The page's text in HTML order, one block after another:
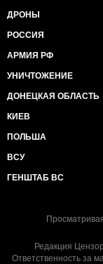
ДРОНЫ
РОССИЯ
АРМИЯ РФ
УНИЧТОЖЕНИЕ
ДОНЕЦКАЯ ОБЛАСТЬ
КИЕВ
ПОЛЬША
ВСУ
ГЕНШТАБ ВС
Редакция
Ответственность за